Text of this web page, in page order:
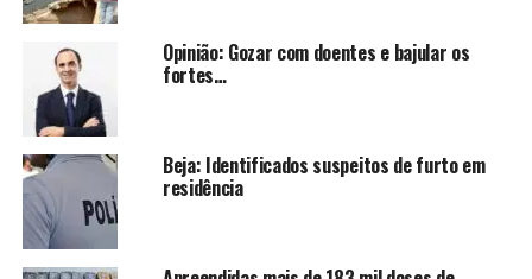
Opinião: Gozar com doentes e bajular os
fortes…
Beja: Identificados suspeitos de furto em
residência